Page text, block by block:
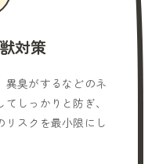
対策
異臭がするなどのネ
しっかりと防ぎ、
リスクを最小限にし